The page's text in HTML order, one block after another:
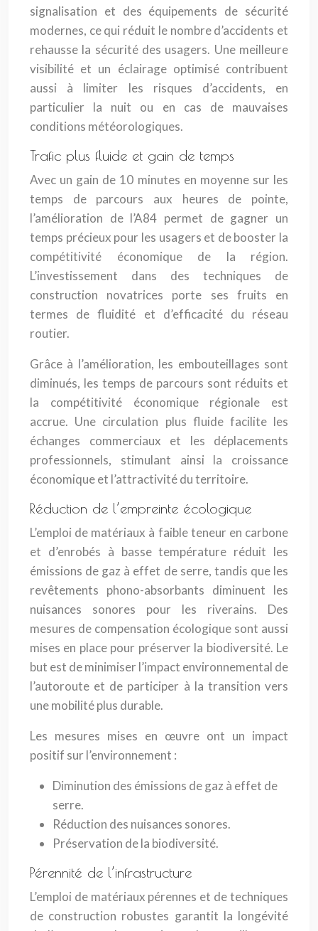
signalisation et des équipements de sécurité
modernes, ce qui réduit le nombre d’accidents et
rehausse la sécurité des usagers. Une meilleure
visibilité et un éclairage optimisé contribuent
aussi à limiter les risques d’accidents, en
particulier la nuit ou en cas de mauvaises
conditions météorologiques.
Trafic plus fluide et gain de temps
Avec un gain de 10 minutes en moyenne sur les
temps de parcours aux heures de pointe,
l’amélioration de l’A84 permet de gagner un
temps précieux pour les usagers et de booster la
compétitivité économique de la région.
L’investissement dans des techniques de
construction novatrices porte ses fruits en
termes de fluidité et d’efficacité du réseau
routier.
Grâce à l’amélioration, les embouteillages sont
diminués, les temps de parcours sont réduits et
la compétitivité économique régionale est
accrue. Une circulation plus fluide facilite les
échanges commerciaux et les déplacements
professionnels, stimulant ainsi la croissance
économique et l’attractivité du territoire.
Réduction de l’empreinte écologique
L’emploi de matériaux à faible teneur en carbone
et d’enrobés à basse température réduit les
émissions de gaz à effet de serre, tandis que les
revêtements phono-absorbants diminuent les
nuisances sonores pour les riverains. Des
mesures de compensation écologique sont aussi
mises en place pour préserver la biodiversité. Le
but est de minimiser l’impact environnemental de
l’autoroute et de participer à la transition vers
une mobilité plus durable.
Les mesures mises en œuvre ont un impact
positif sur l’environnement :
Diminution des émissions de gaz à effet de
serre.
Réduction des nuisances sonores.
Préservation de la biodiversité.
Pérennité de l’infrastructure
L’emploi de matériaux pérennes et de techniques
de construction robustes garantit la longévité